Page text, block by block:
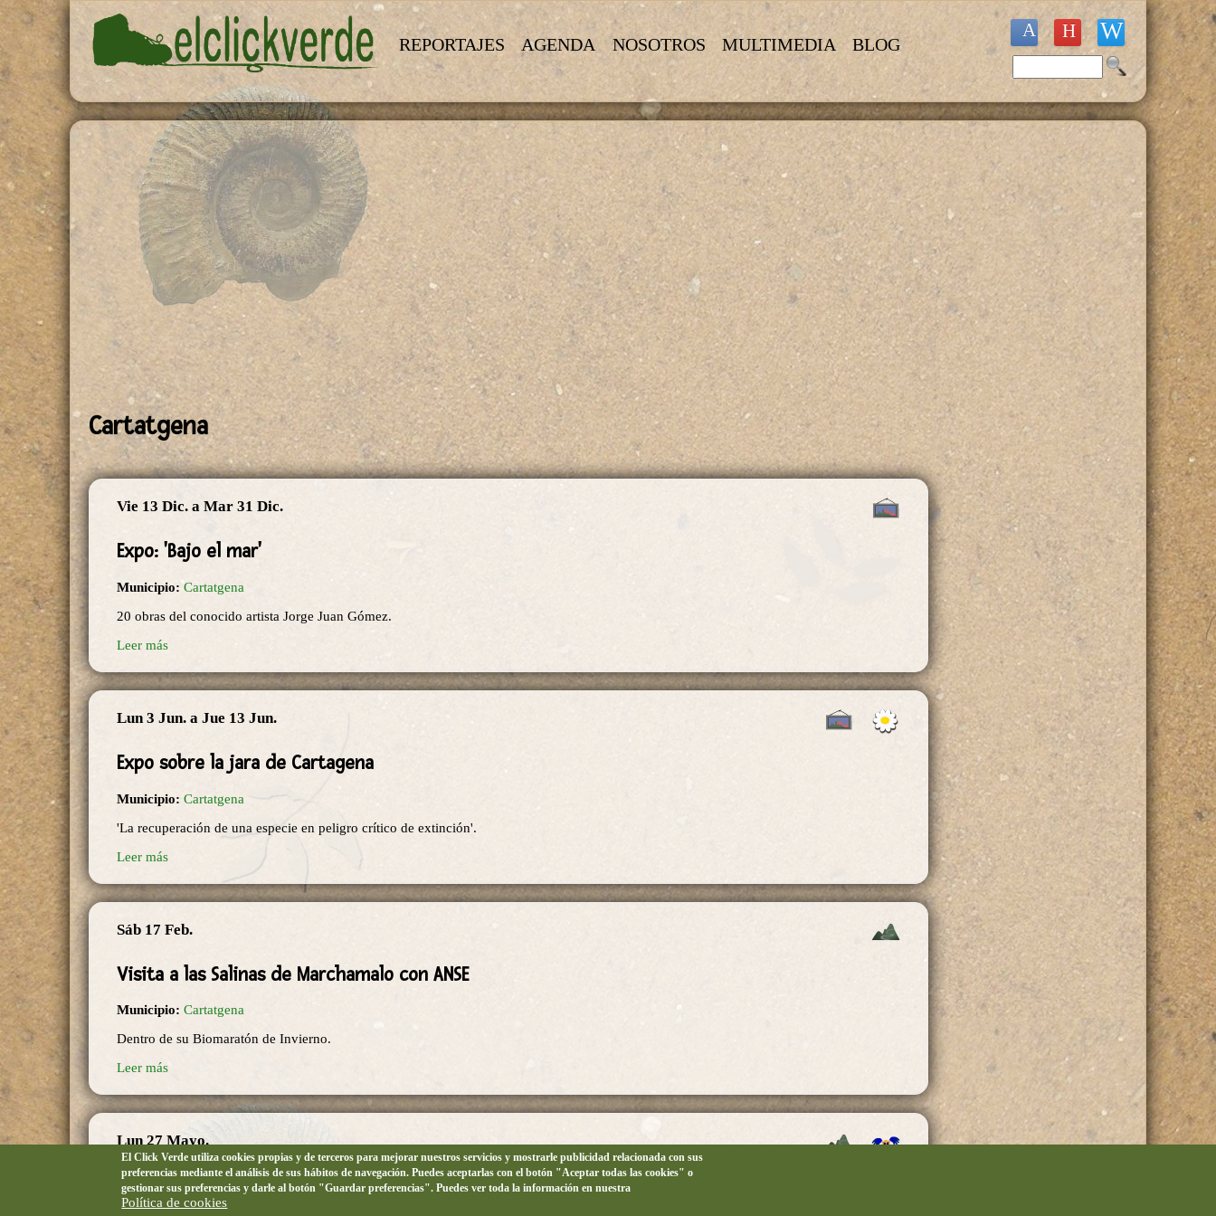
Pasar al contenido principal
REPORTAJES AGENDA NOSOTROS MULTIMEDIA BLOG
Formulario de búsqueda
Cartatgena
Vie 13 Dic. a Mar 31 Dic.
Expo: 'Bajo el mar'
Municipio: Cartatgena
20 obras del conocido artista Jorge Juan Gómez.
Leer más
Lun 3 Jun. a Jue 13 Jun.
Expo sobre la jara de Cartagena
Municipio: Cartatgena
'La recuperación de una especie en peligro crítico de extinción'.
Leer más
Sáb 17 Feb.
Visita a las Salinas de Marchamalo con ANSE
Municipio: Cartatgena
Dentro de su Biomaratón de Invierno.
Leer más
Lun 27 Mayo.
Itinerario ambiental: Interpretando La Azohía
El Click Verde utiliza cookies propias y de terceros para mejorar nuestros servicios y mostrarle publicidad relacionada con sus
preferencias mediante el análisis de sus hábitos de navegación. Puedes aceptarlas con el botón "Aceptar todas las cookies" o
gestionar sus preferencias y darle al botón "Guardar preferencias". Puedes ver toda la información en nuestra
Política de cookies